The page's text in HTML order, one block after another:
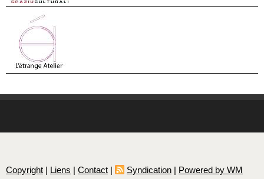
Copyright | Liens | Contact | Syndication | Powered by WM